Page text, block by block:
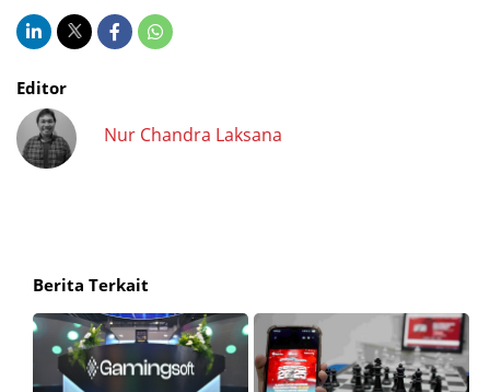
Editor
Nur Chandra Laksana
Berita Terkait